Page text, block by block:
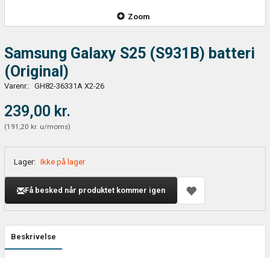
Zoom
Samsung Galaxy S25 (S931B) batteri
(Original)
Varenr.: GH82-36331A X2-26
239,00 kr.
(191,20 kr. u/moms)
Lager: Ikke på lager
Få besked når produktet kommer igen
Beskrivelse